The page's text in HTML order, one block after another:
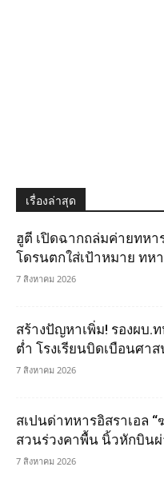
เรื่องล่าสุด
ฮูตี เปิดฉากถล่มค่ายทห
โดรนตกใส่เป้าหมาย ทห
7 สิงหาคม 2026
สร้างปัญหาเพิ่ม! รองผบ.
ต่ำ โรงเรียนบิดเบือนศาส
7 สิงหาคม 2026
สเปนด่าทหารอิสราเอล
สวนร่วงคาพื้น นิ้วหักบิน
7 สิงหาคม 2026